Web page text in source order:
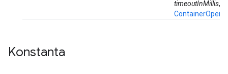
timeoutInMillis,
Konstanta